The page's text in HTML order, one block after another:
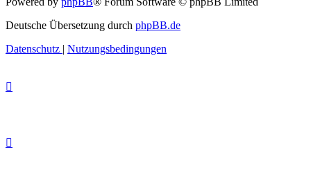
Deutsche Übersetzung durch phpBB.de
Datenschutz | Nutzungsbedingungen